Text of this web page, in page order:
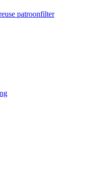
patroonfilter